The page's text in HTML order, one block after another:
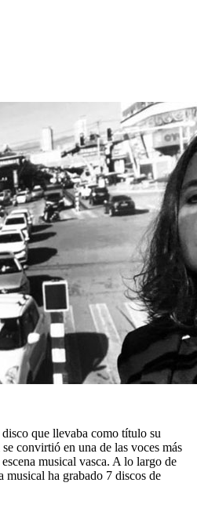
que llevaba como título su
convirtió en una de las voces más
musical vasca. A lo largo de
musical ha grabado 7 discos de